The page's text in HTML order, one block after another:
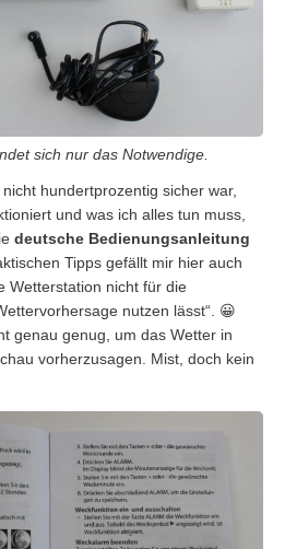
sich nur das Notwendige.
hundertprozentig sicher war,
und was ich alles tun muss,
deutsche Bedienungsanleitung
Tipps gefällt mir hier auch
Wetterstation nicht für die
nutzen lässt“. 😀
genau genug, um das Wetter in
vorherzusagen. Mist, doch kein